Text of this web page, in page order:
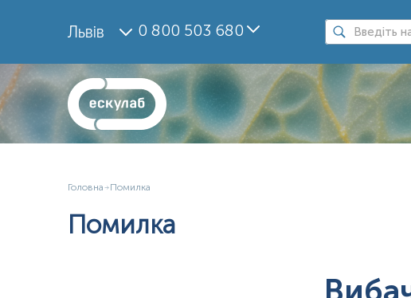
Львів 0 800 503 680
Головна Помилка
Помилка